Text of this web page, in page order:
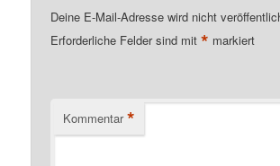
Deine E-Mail-Adresse wird nicht
Erforderliche Felder sind mit* markiert
Kommentar *